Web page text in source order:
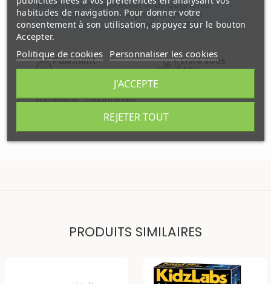
En achetant ce produit vous gagnerez
0,39 €grâce à notre programme de
fidélité. Votre panier totalisera0,39 € .
Paiement
securisé
Livré sous
48H
Wimereux:Disponibles
Votre commande sera expédiée
Mardi 11 aout
PRODUITS SIMILAIRES
habitudes de navigation. Pour donner votre
consentement à son utilisation, appuyez sur le bouton
Accepter.
Politique de cookies Personnaliser les cookies
REJETER TOUT
J'ACCEPTE